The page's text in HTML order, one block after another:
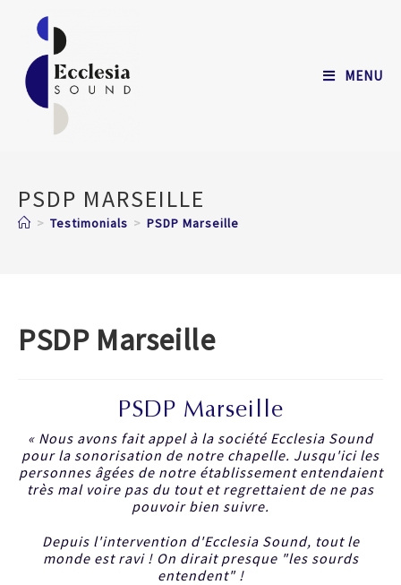
MENU
PSDP MARSEILLE
> Testimonials > PSDP Marseille
PSDP Marseille
PSDP Marseille
« Nous avons fait appel à la société Ecclesia Sound
pour la sonorisation de notre chapelle. Jusqu'ici les
personnes âgées de notre établissement entendaient
très mal voire pas du tout et regrettaient de ne pas
pouvoir bien suivre.
Depuis l'intervention d'Ecclesia Sound, tout le
monde est ravi ! On dirait presque "les sourds
entendent" !